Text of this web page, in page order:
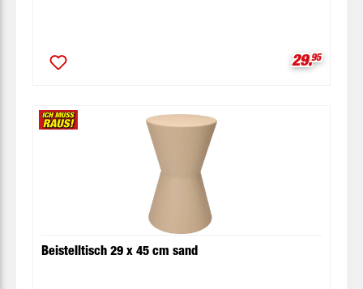
29.95
Beistelltisch 29 x 45 cm sand